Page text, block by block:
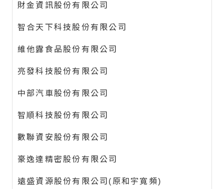
財金資訊股份有限公司
智合天下科技股份有限公司
維他露食品股份有限公司
亮發科技股份有限公司
中部汽車股份有限公司
智順科技股份有限公司
數聯資安股份有限公司
豪逸達精密股份有限公司
遠盛資源股份有限公司(原和宇寬頻)